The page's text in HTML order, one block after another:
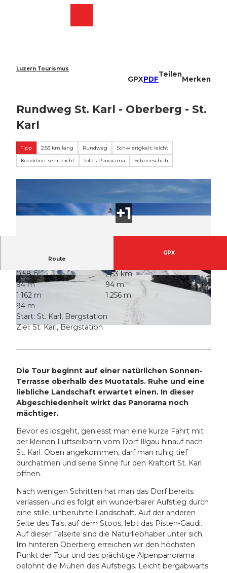
Luzern Tourismus
GPXPDF
Teilen
Merken
Rundweg St. Karl - Oberberg - St.
Karl
Tipp 2,53 km lang Rundweg
Schwierigkeit: leicht
Kondition: sehr leicht
Tolles Panorama Schneeschuh
© Stoos-Muotatal Tourismus, Stoos-Muotatal Tourismus
© Ali Cinek, Stoos-Muotatal Tourismus
© Stoos-Muotatal Tourismus, Stoos-Muotatal T
ourismus
Route
GPX
0:58 h
2,53 km
94 m
94 m
1.162 m
1.256 m
94 m
Start: St. Karl, Bergstation
Ziel: St. Karl, Bergstation
Die Tour beginnt auf einer natürlichen Sonnen-
Terrasse oberhalb des Muotatals. Ruhe und eine
liebliche Landschaft erwartet einen. In dieser
Abgeschiedenheit wirkt das Panorama noch
mächtiger.
Bevor es losgeht, geniesst man eine kurze Fahrt mit
der kleinen Luftseilbahn vom Dorf Illgau hinauf nach
St. Karl. Oben angekommen, darf man ruhig tief
durchatmen und seine Sinne für den Kraftort St. Karl
öffnen.
Nach wenigen Schritten hat man das Dorf bereits
verlassen und es folgt ein wunderbarer Aufstieg durch
eine stille, unberührte Landschaft. Auf der anderen
Seite des Tals, auf dem Stoos, lebt das Pisten-Gaudi.
Auf dieser Talseite sind die Naturliebhaber unter sich.
Im hinteren Oberberg erreichen wir den höchsten
Punkt der Tour und das prächtige Alpenpanorama
belohnt die Mühen des Aufstiegs. Leicht bergabwärts